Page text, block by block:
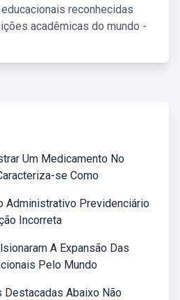
reconhecidas
acadêmicas do mundo -
Um Medicamento No
se Como
Administrativo Previdenciário
Incorreta
A Expansão Das
Pelo Mundo
Destacadas Abaixo Não